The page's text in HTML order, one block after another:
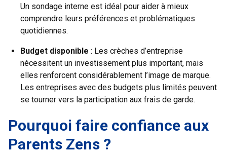
Un sondage interne est idéal pour aider à mieux
comprendre leurs préférences et problématiques
quotidiennes.
Budget disponible : Les crèches d’entreprise
nécessitent un investissement plus important, mais
elles renforcent considérablement l’image de marque.
Les entreprises avec des budgets plus limités peuvent
se tourner vers la participation aux frais de garde.
Pourquoi faire confiance aux
Parents Zens ?